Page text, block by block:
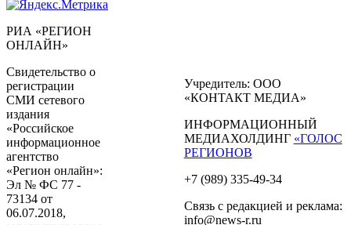
РИА «РЕГИОН
ОНЛАЙН»
Свидетельство о
регистрации
СМИ сетевого
издания
«Российское
информационное
агентство
«Регион онлайн»:
Эл № ФС 77 -
73134 от
06.07.2018,
Учредитель: ООО
«КОНТАКТ МЕДИА»
ИНФОРМАЦИОННЫЙ
МЕДИАХОЛДИНГ «ГОЛОС
РЕГИОНОВ
+7 (989) 335-49-34
Связь с редакцией и реклама:
info@news-r.ru